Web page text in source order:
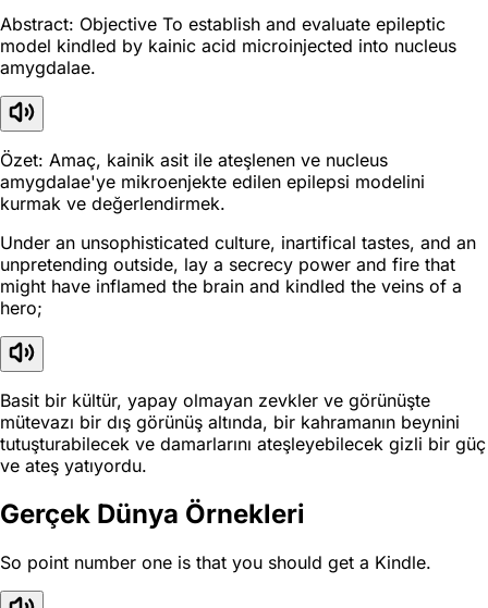
Abstract: Objective To establish and evaluate epileptic
model kindled by kainic acid microinjected into nucleus
amygdalae.
Özet: Amaç, kainik asit ile ateşlenen ve nucleus
amygdalae'ye mikroenjekte edilen epilepsi modelini
kurmak ve değerlendirmek.
Under an unsophisticated culture, inartifical tastes, and an
unpretending outside, lay a secrecy power and fire that
might have inflamed the brain and kindled the veins of a
hero;
Basit bir kültür, yapay olmayan zevkler ve görünüşte
mütevazı bir dış görünüş altında, bir kahramanın beynini
tutuşturabilecek ve damarlarını ateşleyebilecek gizli bir güç
ve ateş yatıyordu.
Gerçek Dünya Örnekleri
So point number one is that you should get a Kindle.